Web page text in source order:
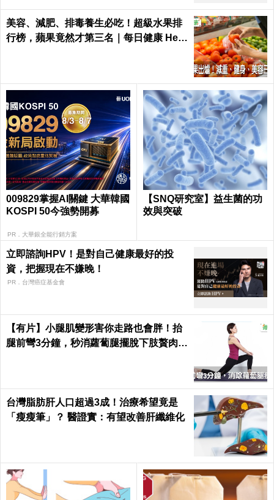
美容、減肥、排毒養生必吃！超級水果排
行榜，蘋果竟然才第三名｜每日健康 Heal
009829掌握AI關鍵 大華韓國
KOSPI 50今強勢開募
PR．大華銀全能行銷方案
【SNQ研究室】益生菌的功
效與突破
立即諮詢HPV！是對自己健康最好的投
資，把握現在不嫌晚！
PR．台灣癌症基金會
【有片】小腿肌變形害你走路也會胖！抬
腿前彎3分鐘，秒消蘿蔔腿擺脫下肢贅肉｜
台灣脂肪肝人口超過3成！治療希望竟是
「瘦瘦筆」？ 醫證實：有望改善肝纖維化